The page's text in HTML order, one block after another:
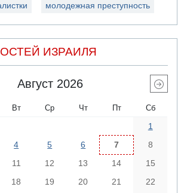
молодежная преступность
ИЗРАИЛЯ
Август 2026
Вт Ср Чт Пт Сб
1
4 5 6 7
8
11 12 13 14
15
18 19 20 21
22